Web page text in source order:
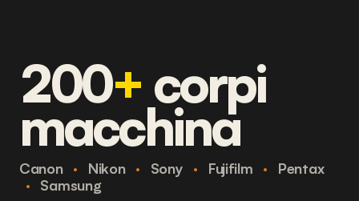
200+ corpi
macchina
Canon · Nikon · Sony · Fujifilm ·
Pentax
·
Samsung